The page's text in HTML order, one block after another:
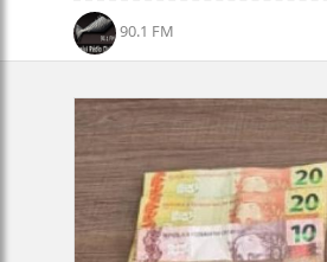
90.1 FM